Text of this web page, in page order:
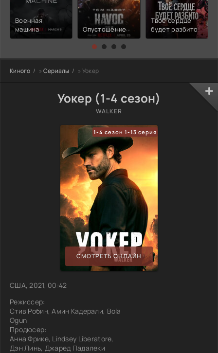
Военная
машина
Опустошение
Твоё сердце
будет разбито
Киного » Сериалы » Уокер
Уокер (1-4 сезон)
WALKER
1-4 сезон 1-13 серия
СМОТРЕТЬ ОНЛАЙН
США, 2021, 00:42
Режиссер:
Стив Робин, Амин Кадерали, Bola
Ogun
Продюсер:
Анна Фрике, Lindsey Liberatore,
Дэн Линь, Джаред Падалеки